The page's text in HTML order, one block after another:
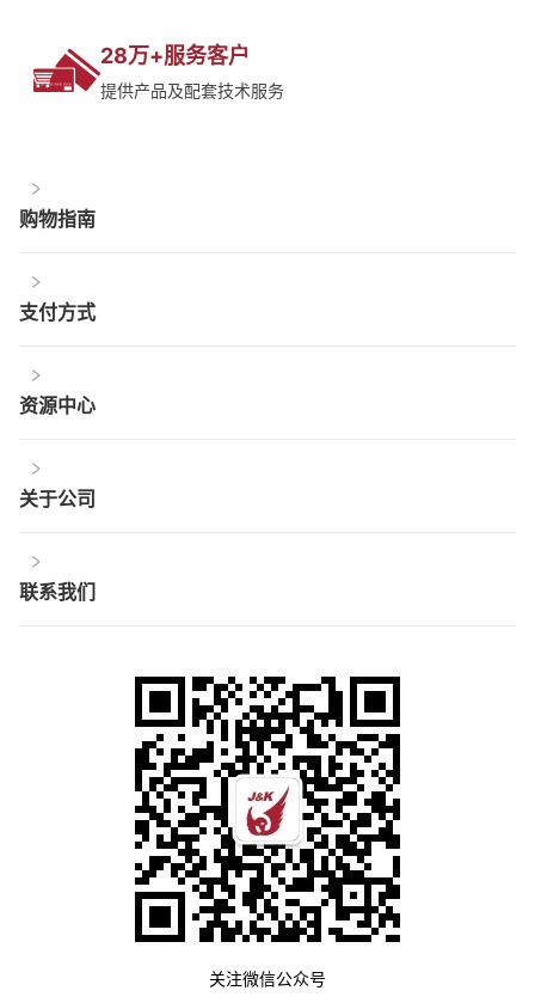
28万+服务客户
提供产品及配套技术服务
购物指南
支付方式
资源中心
关于公司
联系我们
关注微信公众号